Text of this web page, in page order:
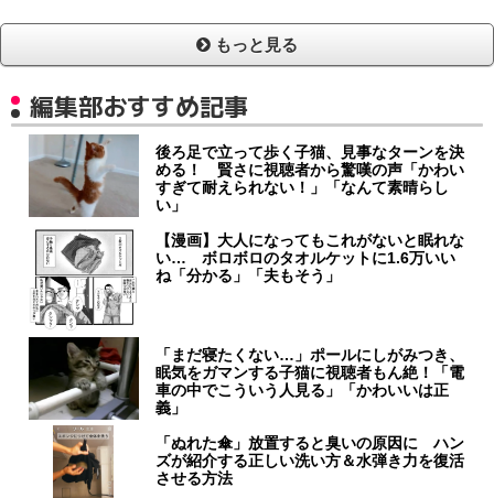
もっと見る
編集部おすすめ記事
後ろ足で立って歩く子猫、見事なターンを決
める！ 賢さに視聴者から驚嘆の声「かわい
すぎて耐えられない！」「なんて素晴らし
い」
【漫画】大人になってもこれがないと眠れな
い… ボロボロのタオルケットに1.6万いい
ね「分かる」「夫もそう」
「まだ寝たくない…」ポールにしがみつき、
眠気をガマンする子猫に視聴者もん絶！「電
車の中でこういう人見る」「かわいいは正
義」
「ぬれた傘」放置すると臭いの原因に ハン
ズが紹介する正しい洗い方＆水弾き力を復活
させる方法